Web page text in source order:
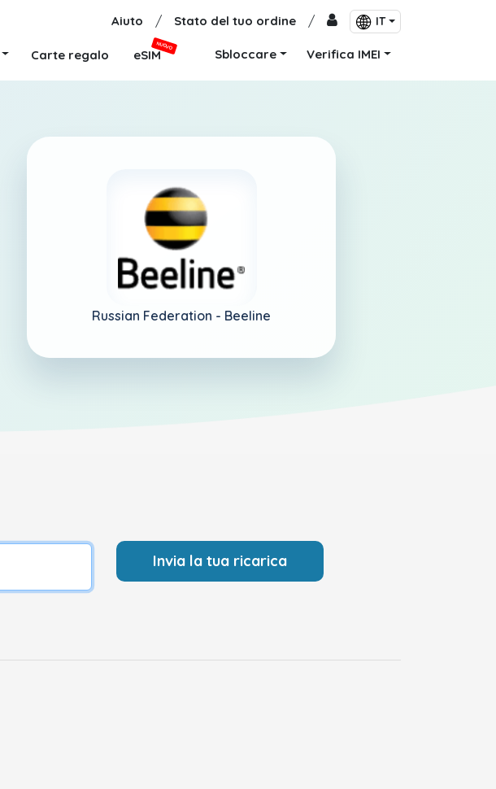
Aiuto / Stato del tuo ordine / IT
Carte regalo eSIM
NUOVO
Sbloccare Verifica IMEI
Russian Federation - Beeline
Invia la tua ricarica